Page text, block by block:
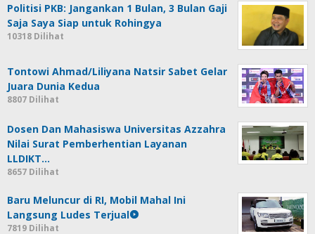
Politisi PKB: Jangankan 1 Bulan, 3 Bulan Gaji
Saja Saya Siap untuk Rohingya
10318 Dilihat
Tontowi Ahmad/Liliyana Natsir Sabet Gelar
Juara Dunia Kedua
8807 Dilihat
Dosen Dan Mahasiswa Universitas Azzahra
Nilai Surat Pemberhentian Layanan
LLDIKT…
8657 Dilihat
Baru Meluncur di RI, Mobil Mahal Ini
Langsung Ludes Terjual
7819 Dilihat